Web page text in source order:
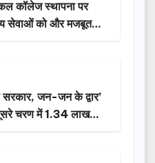
कॉलेज स्थापना पर
सेवाओं को और मजबूत
मुख्यमंत्री धामी…
जन-जन के द्वार’
चरण में 1.34 लाख